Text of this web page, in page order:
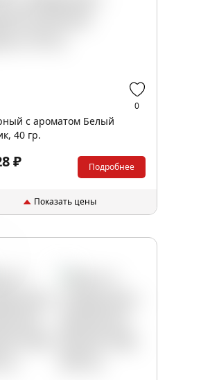
0
с ароматом Белый
40 гр.
₽ Подробнее
Показать цены